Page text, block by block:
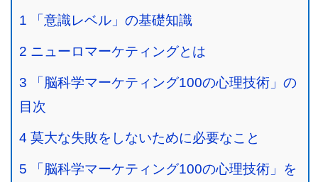
1 「意識レベル」の基礎知識
2 ニューロマーケティングとは
3 「脳科学マーケティング100の心理技術」の
目次
4 莫大な失敗をしないために必要なこと
5 「脳科学マーケティング100の心理技術」を